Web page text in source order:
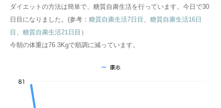
ダイエットの方法は簡単で、糖質自粛生活を行っています。今日で30
日目になりました。(参考： 糖質自粛生活7日目 、 糖質自粛生活16日
目 、 糖質自粛生活21日目 ）
今朝の体重は76.3Kgで順調に減っています。